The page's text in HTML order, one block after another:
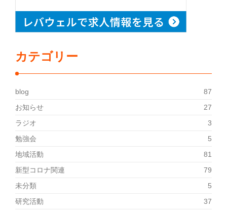
カテゴリー
blog
87
お知らせ
27
ラジオ
3
勉強会
5
地域活動
81
新型コロナ関連
79
未分類
5
研究活動
37